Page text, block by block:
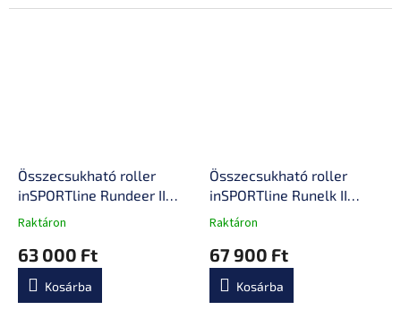
Összecsukható roller
inSPORTline Rundeer II
16/12"
A
átlagos
értékelése
Raktáron
63 000 Ft
Kosárba
Összecsukható roller
inSPORTline Runelk II
20/16"
A
átlagos
értékelése
Raktáron
67 900 Ft
Kosárba